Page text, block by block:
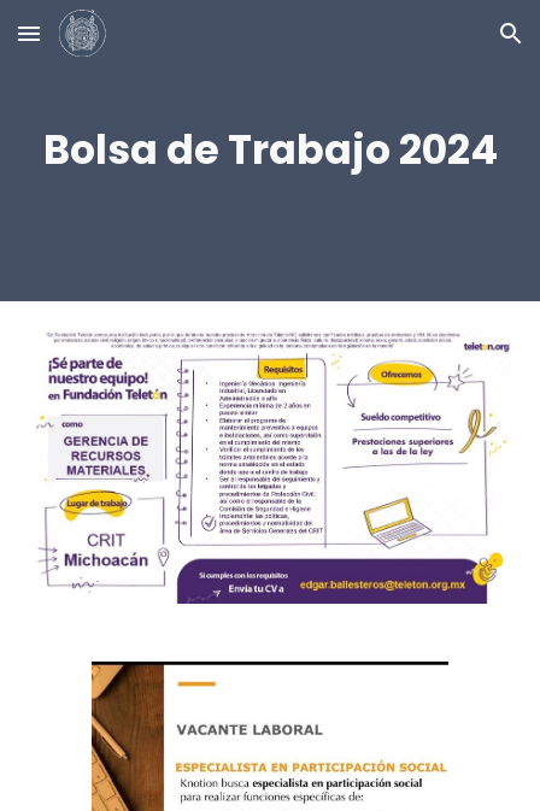
Skip to main content Skip to navigation
Bolsa de Trabajo 2024